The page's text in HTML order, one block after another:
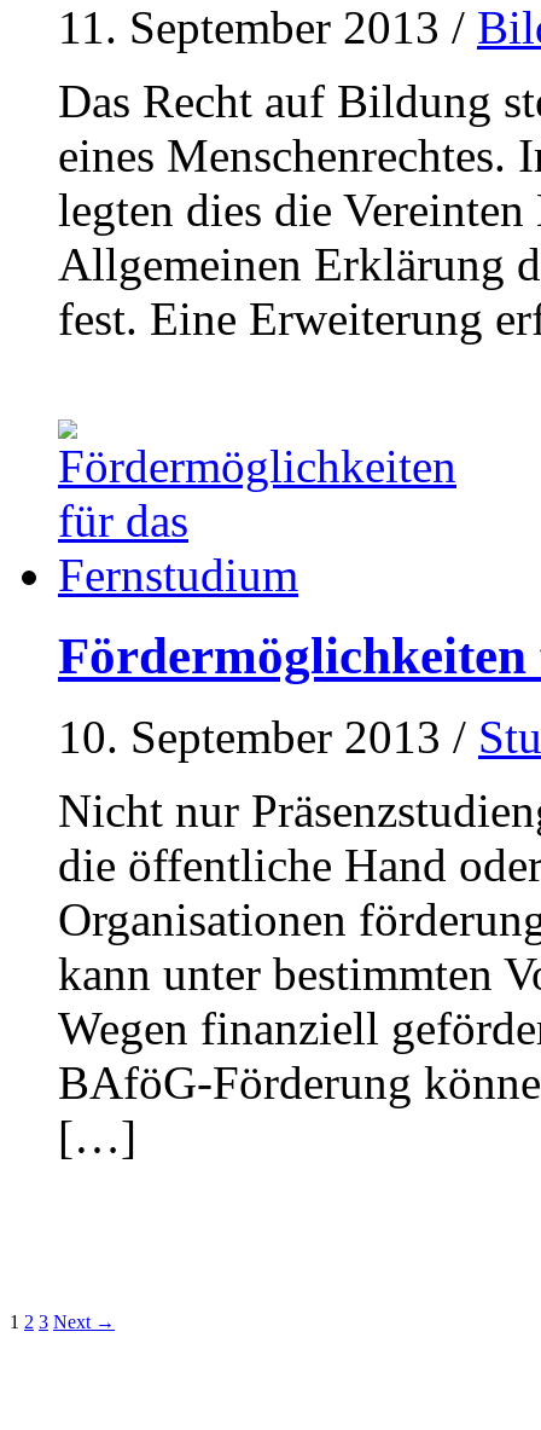
11. September 2013 /
Das Recht auf Bildung
eines Menschenrechtes.
legten dies die
Allgemeinen Erklärung
fest. Eine Erweiterung
10. September 2013 /
Nicht nur
die öffentliche Hand
Organisationen
kann unter bestimmten
Wegen finanziell
BAföG-Förderung
[…]
1 2 3 Next →